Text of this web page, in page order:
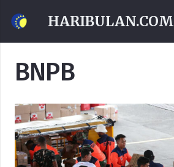
HARIBULAN.COM
BNPB